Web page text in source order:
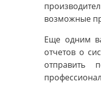
возможные
Еще одним
отчетов о
отправить